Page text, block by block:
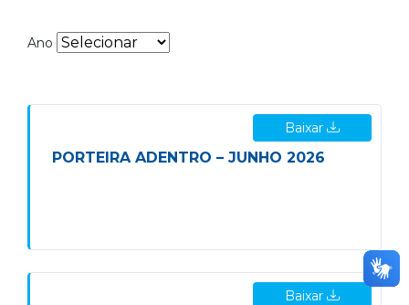
Ano
Baixar
PORTEIRA ADENTRO – JUNHO 2026
Baixar